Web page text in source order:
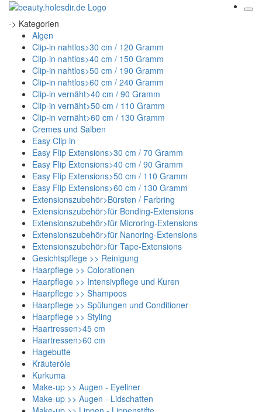
-> Kategorien
Algen
Clip-in nahtlos>30 cm / 120 Gramm
Clip-in nahtlos>40 cm / 150 Gramm
Clip-in nahtlos>50 cm / 190 Gramm
Clip-in nahtlos>60 cm / 240 Gramm
Clip-in vernäht>40 cm / 90 Gramm
Clip-in vernäht>50 cm / 110 Gramm
Clip-in vernäht>60 cm / 130 Gramm
Cremes und Salben
Easy Clip in
Easy Flip Extensions>30 cm / 70 Gramm
Easy Flip Extensions>40 cm / 90 Gramm
Easy Flip Extensions>50 cm / 110 Gramm
Easy Flip Extensions>60 cm / 130 Gramm
Extensionszubehör>Bürsten / Farbring
Extensionszubehör>für Bonding-Extensions
Extensionszubehör>für Microring-Extensions
Extensionszubehör>für Nanoring-Extensions
Extensionszubehör>für Tape-Extensions
Gesichtspflege >> Reinigung
Haarpflege >> Colorationen
Haarpflege >> Intensivpflege und Kuren
Haarpflege >> Shampoos
Haarpflege >> Spülungen und Conditioner
Haarpflege >> Styling
Haartressen>45 cm
Haartressen>60 cm
Hagebutte
Kräuteröle
Kurkuma
Make-up >> Augen - Eyeliner
Make-up >> Augen - Lidschatten